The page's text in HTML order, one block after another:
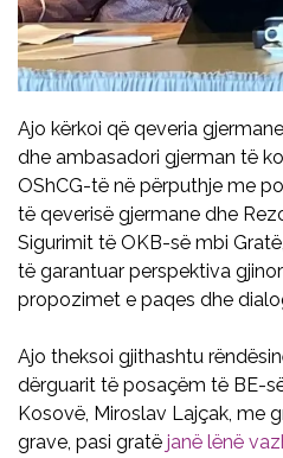
Ajo kërkoi që qeveria
dhe ambasadori gjerman të
OShCG-të në përputhje me
të qeverisë gjermane dhe
Sigurimit të OKB-së mbi
të garantuar perspektiva
propozimet e paqes dhe
Ajo theksoi gjithashtu
dërguarit të posaçëm të BE-
Kosovë, Miroslav Lajçak, me
grave, pasi gratë janë lënë